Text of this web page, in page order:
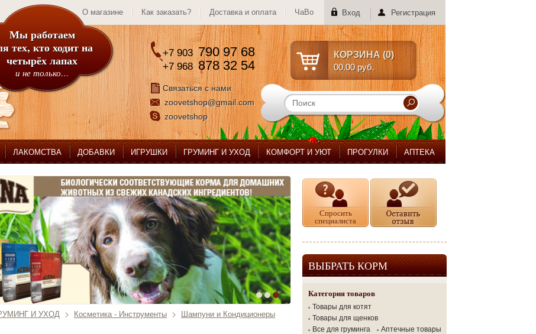
Вход Регистрация
О магазине Как заказать? Доставка и оплата ЧаВо
КОРЗИНА (0)
00.00 руб.
+7 903790 97 68
+7 968878 32 54
Связаться с нами
zoovetshop@gmail.com
zoovetshop
Мы работаем
тех, кто ходит на
четырёх лапах
и не только…
ЛАКОМСТВА ДОБАВКИ ИГРУШКИ ГРУМИНГ И УХОД КОМФОРТ И УЮТ ПРОГУЛКИ АПТЕКА
Спросить
специалиста
ВЫБРАТЬ КОРМ
Категория товаров
Товары для котят
Товары для щенков
Все для груминга
Аптечные товары
И УХОД Косметика - Инструменты Шампуни и Кондиционеры